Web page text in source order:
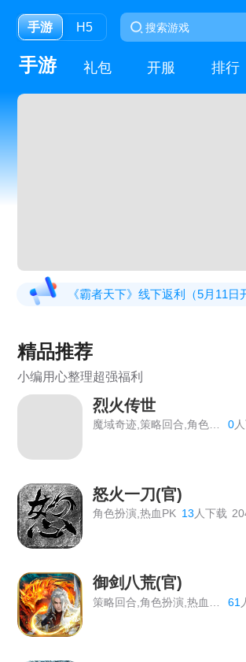
手游 H5
手游 礼包 开服 排行
《霸者天下》线下返利（5月11日
《裁决战歌bt》返利活动
《大唐盛世》线下返利活动
《虎符传奇》常驻线下充值返利
《狩猎幻想》线下返利
《战Online》首服开启
《维京传奇》线下返利终身累充
《战Online》线下返利活动公告
《大圣外传》线下返利活动总览
精品推荐
小编用心整理超强福利
烈火传世
魔域奇迹,策略回合,角色扮演 0
怒火一刀(官)
角色扮演,热血PK 13 人下载
御剑八荒(官)
61